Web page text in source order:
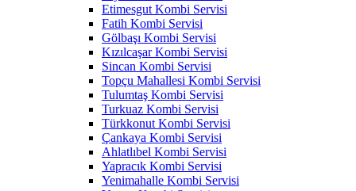
Etimesgut Kombi Servisi
Fatih Kombi Servisi
Gölbaşı Kombi Servisi
Kızılcaşar Kombi Servisi
Sincan Kombi Servisi
Topçu Mahallesi Kombi Servisi
Tulumtaş Kombi Servisi
Turkuaz Kombi Servisi
Türkkonut Kombi Servisi
Çankaya Kombi Servisi
Ahlatlıbel Kombi Servisi
Yapracık Kombi Servisi
Yenimahalle Kombi Servisi